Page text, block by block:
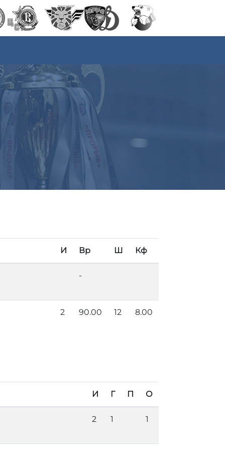
И Вр Ш Кф
-
2 90.00 12 8.00
И Г П О
2 1 1